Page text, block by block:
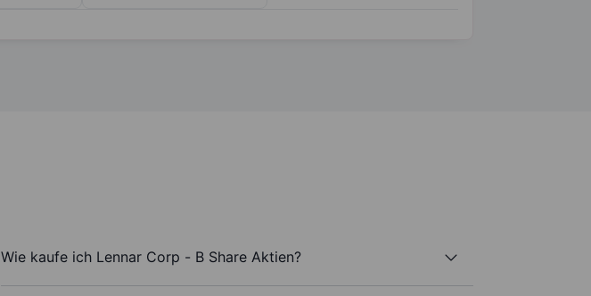
Wie kaufe ich Lennar Corp - B Share Aktien?